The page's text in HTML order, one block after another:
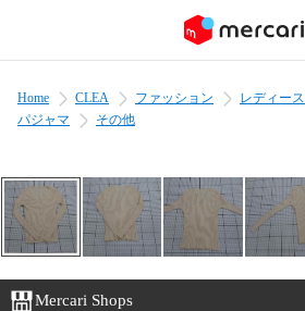
Home CLEA ファッション レディース
パジャマ
その他
Mercari Shops